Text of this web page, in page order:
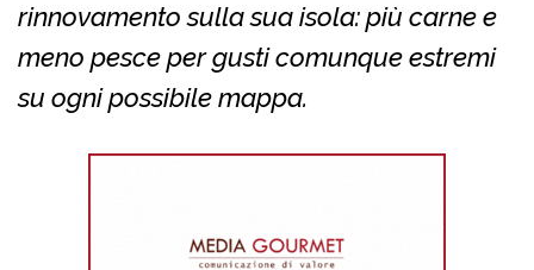
rinnovamento sulla sua isola: più carne e
meno pesce per gusti comunque estremi
su ogni possibile mappa.